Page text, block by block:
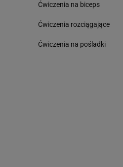
Ćwiczenia na biceps
Ćwiczenia rozciągające
Ćwiczenia na pośladki